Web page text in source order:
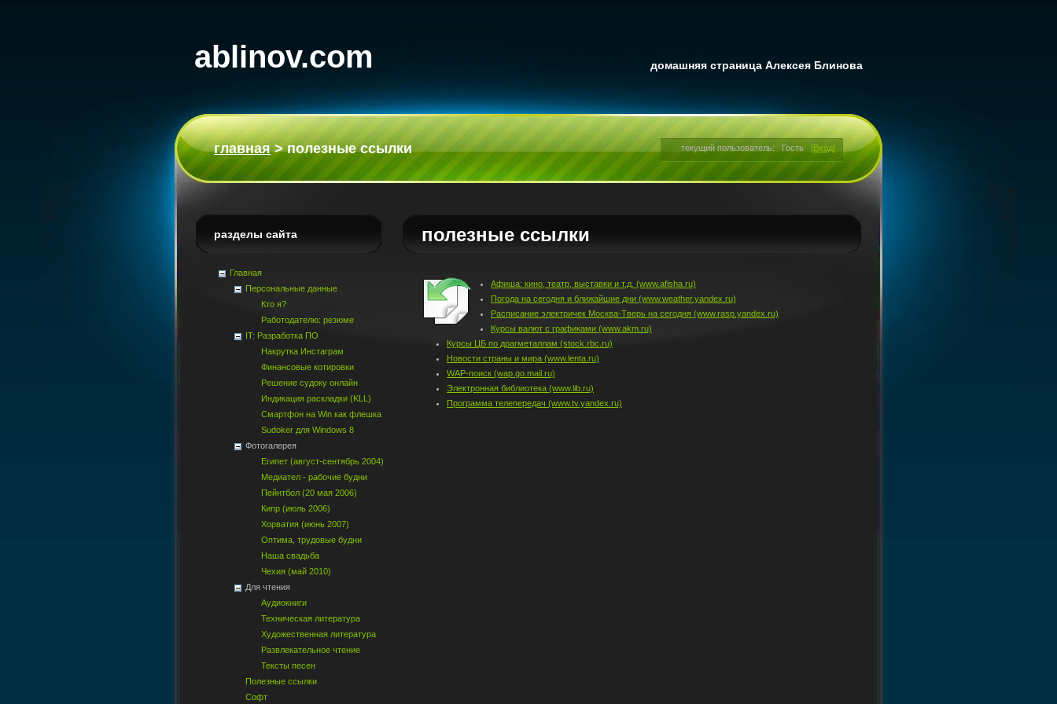
ablinov.com домашняя страница Алексея Блинова
главная>полезные ссылки текущий пользователь: Гость [Вход]
полезные ссылки
Афиша: кино, театр, выставки и т.д. (www.afisha.ru)
Погода на сегодня и ближайшие дни (www.weather.yandex.ru)
Расписание электричек Москва-Тверь на сегодня (www.rasp.yandex.ru)
Курсы валют с графиками (www.akm.ru)
Курсы ЦБ по драгметаллам (stock.rbc.ru)
Новости страны и мира (www.lenta.ru)
WAP-поиск (wap.go.mail.ru)
Электронная библиотека (www.lib.ru)
Программа телепередач (www.tv.yandex.ru)
разделы сайта
Главная
Персональные данные
Кто я?
Работодателю: резюме
IT: Разработка ПО
Накрутка Инстаграм
Финансовые котировки
Решение судоку онлайн
Индикация раскладки (KLL)
Смартфон на Win как флешка
Sudoker для Windows 8
Фотогалерея
Египет (август-сентябрь 2004)
Медиател - рабочие будни
Пейнтбол (20 мая 2006)
Кипр (июль 2006)
Хорватия (июнь 2007)
Оптима, трудовые будни
Наша свадьба
Чехия (май 2010)
Для чтения
Аудиокниги
Техническая литература
Художественная литература
Развлекательное чтение
Тексты песен
Полезные ссылки
Софт